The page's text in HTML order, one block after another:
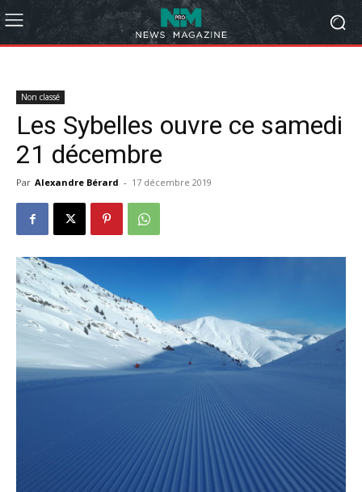
Non classé
Les Sybelles ouvre ce samedi
21 décembre
Par Alexandre Bérard - 17 décembre 2019